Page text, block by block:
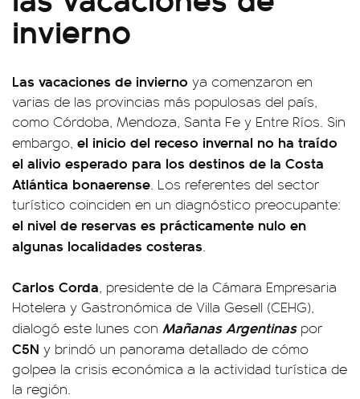
invierno
Las vacaciones de invierno ya comenzaron en
varias de las provincias más populosas del país,
como Córdoba, Mendoza, Santa Fe y Entre Ríos. Sin
embargo, el inicio del receso invernal no ha traído
el alivio esperado para los destinos de la Costa
Atlántica bonaerense. Los referentes del sector
turístico coinciden en un diagnóstico preocupante:
el nivel de reservas es prácticamente nulo en
algunas localidades costeras.
Carlos Corda, presidente de la Cámara Empresaria
Hotelera y Gastronómica de Villa Gesell (CEHG),
dialogó este lunes con Mañanas Argentinaspor
C5N y brindó un panorama detallado de cómo
golpea la crisis económica a la actividad turística de
la región.